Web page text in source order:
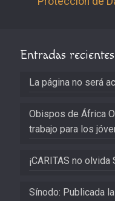
Entradas recientes
La página no será
Obispos de África
trabajo para los
¡CARITAS no olvida
Sínodo: Publicada